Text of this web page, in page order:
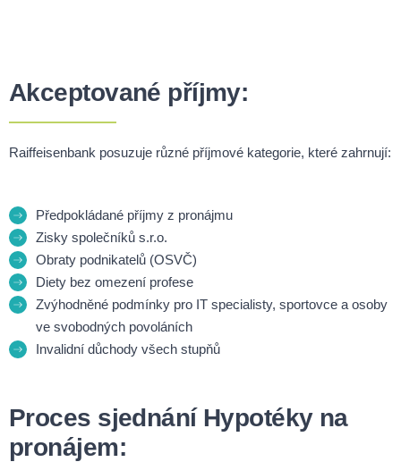
Akceptované příjmy:
Raiffeisenbank posuzuje různé příjmové kategorie, které zahrnují:
Předpokládané příjmy z pronájmu
Zisky společníků s.r.o.
Obraty podnikatelů (OSVČ)
Diety bez omezení profese
Zvýhodněné podmínky pro IT specialisty, sportovce a osoby
ve svobodných povoláních
Invalidní důchody všech stupňů
Proces sjednání Hypotéky na
pronájem: